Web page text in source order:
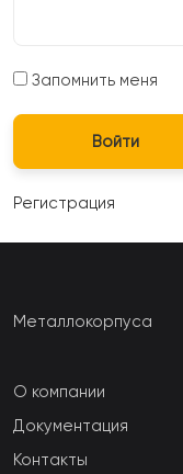
Запомнить меня
Регистрация
Металлокорпуса
О компании
Документация
Контакты